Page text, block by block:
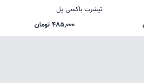
تیشرت باکسی یل
485,000 تومان